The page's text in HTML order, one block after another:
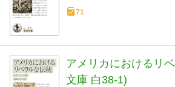
71
アメリカにおけるリ
文庫 白38-1)